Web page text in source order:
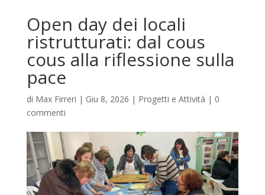
Open day dei locali
ristrutturati: dal cous
cous alla riflessione sulla
pace
di Max Firreri | Giu 8, 2026 | Progetti e Attività | 0
commenti